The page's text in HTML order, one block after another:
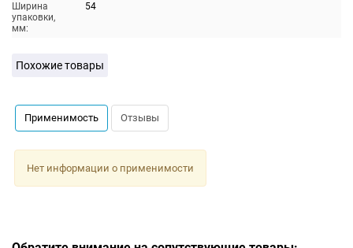
Ширина
упаковки,
мм:
54
Похожие товары
Применимость Отзывы
Нет информации о применимости